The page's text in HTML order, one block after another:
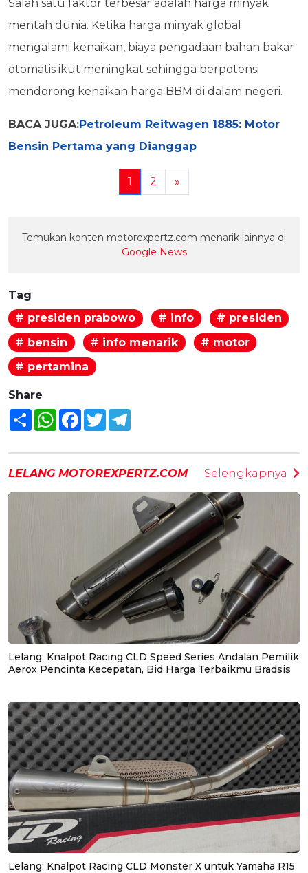
Salah satu faktor terbesar adalah harga minyak
mentah dunia. Ketika harga minyak global
mengalami kenaikan, biaya pengadaan bahan bakar
otomatis ikut meningkat sehingga berpotensi
mendorong kenaikan harga BBM di dalam negeri.
BACA JUGA:Petroleum Reitwagen 1885: Motor
Bensin Pertama yang Dianggap
1 2 »
Temukan konten motorexpertz.com menarik lainnya di
Google News
Tag
# presiden prabowo
# info
# presiden
# bensin
# info menarik
# motor
# pertamina
Share
Share WhatsAppFacebook
Twitter
LELANG MOTOREXPERTZ.COM Selengkapnya
Lelang: Knalpot Racing CLD Speed Series Andalan Pemilik
Aerox Pencinta Kecepatan, Bid Harga Terbaikmu Bradsis
Lelang: Knalpot Racing CLD Monster X untuk Yamaha R15